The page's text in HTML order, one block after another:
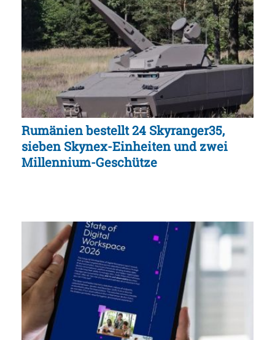
Rumänien bestellt 24 Skyranger35,
sieben Skynex-Einheiten und zwei
Millennium-Geschütze